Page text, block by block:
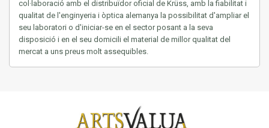
col·laboració amb el distribuïdor oficial de Krüss, amb la fiabilitat i
qualitat de l'enginyeria i òptica alemanya la possibilitat d'ampliar el
seu laboratori o d'iniciar-se en el sector posant a la seva
disposició i en el seu domicili el material de millor qualitat del
mercat a uns preus molt assequibles.